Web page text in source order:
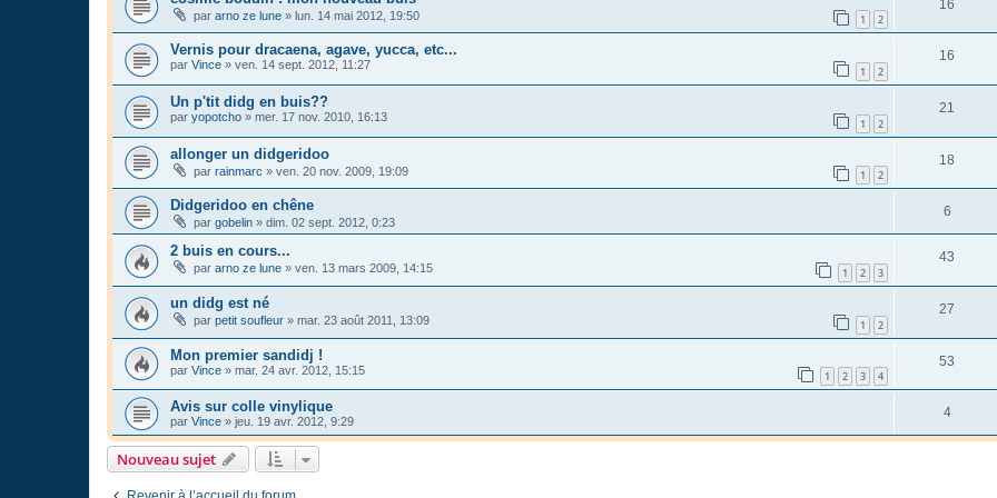
par arno ze lune » lun. 14 mai 2012, 19:50 1 2
16
Vernis pour dracaena, agave, yucca, etc...
par Vince » ven. 14 sept. 2012, 11:27 1 2
16
Un p'tit didg en buis??
par yopotcho » mer. 17 nov. 2010, 16:13 1 2
21
allonger un didgeridoo
par rainmarc » ven. 20 nov. 2009, 19:09 1 2
18
Didgeridoo en chêne
par gobelin » dim. 02 sept. 2012, 0:23
6
2 buis en cours...
par arno ze lune » ven. 13 mars 2009, 14:15 1 2 3
43
un didg est né
par petit soufleur » mar. 23 août 2011, 13:09 1 2
27
Mon premier sandidj !
par Vince » mar. 24 avr. 2012, 15:15 1 2 3 4
53
Avis sur colle vinylique
par Vince » jeu. 19 avr. 2012, 9:29
4
Nouveau sujet